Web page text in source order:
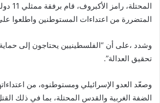
المتضررة من اعتداءات المستوطنين واطلعوا
وشدد ،على أن “الفلسطينيين يحتاجون إلى
تحقيق العدالة”.
وصعّد العدو الإسرائيلي ومستوطنوه، من
الضفة الغربية والقدس المحتلة، بما في ذلك